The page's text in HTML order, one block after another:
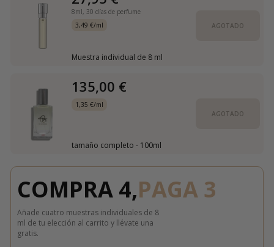
8ml, 30 días de perfume
3,49 €/ml
Muestra individual de 8 ml
AGOTADO
135,00 €
1,35 €/ml
tamaño completo - 100ml
AGOTADO
COMPRA 4,PAGA 3
Añade cuatro muestras individuales de 8
ml de tu elección al carrito y llévate una
gratis.